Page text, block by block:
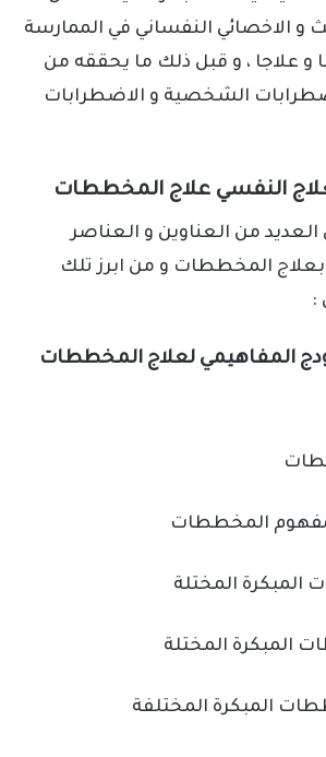
و الاخصائي النفساني في الممارسة
و علاجا ، و قبل ذلك ما يحققه من
الشخصية و الاضطرابات
النفسي علاج المخططات
من العناوين و العناصر
المخططات و من ابرز تلك
:
المفاهيمي لعلاج المخططات
لمفهوم المخططات
المختلة
المختلة
المبكرة المختلفة